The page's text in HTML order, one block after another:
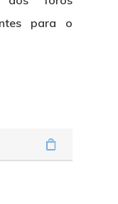
para o